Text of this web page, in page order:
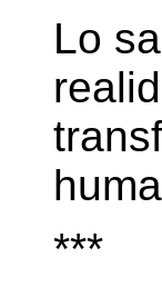
Lo
***